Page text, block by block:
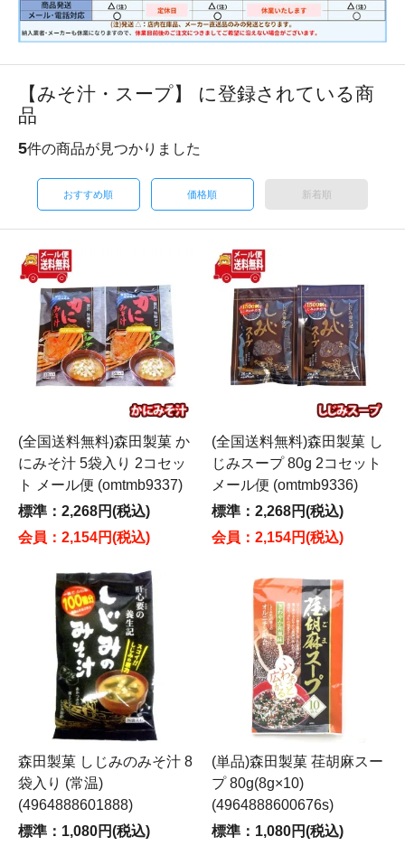
【みそ汁・スープ】 に登録されている商
品
5件の商品が見つかりました
おすすめ順 価格順 新着順
(全国送料無料)森田製菓 か
にみそ汁 5袋入り 2コセッ
ト メール便 (omtmb9337)
標準：2,268円(税込)
会員：2,154円(税込)
(全国送料無料)森田製菓 し
じみスープ 80g 2コセット
メール便 (omtmb9336)
標準：2,268円(税込)
会員：2,154円(税込)
森田製菓 しじみのみそ汁 8
袋入り (常温)
(4964888601888)
標準：1,080円(税込)
(単品)森田製菓 荏胡麻スー
プ 80g(8g×10)
(4964888600676s)
標準：1,080円(税込)